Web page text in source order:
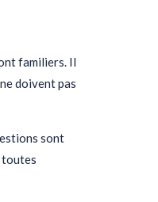
familiers. Il
doivent pas
sont
toutes